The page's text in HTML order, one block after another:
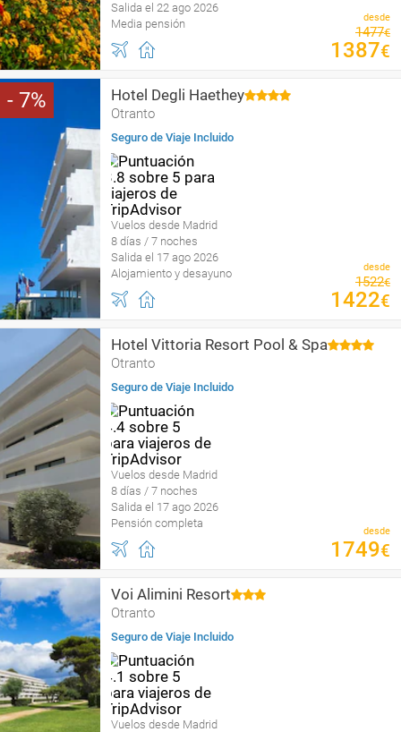
Salida el 22 ago 2026
Media pensión
desde
1477€
1387€
7 Hotel Degli Haethey
Otranto
Seguro de Viaje Incluido
Vuelos desde Madrid
8 días / 7 noches
Salida el 17 ago 2026
Alojamiento y desayuno
desde
1522€
1422€
Hotel Vittoria Resort Pool & Spa
Otranto
Seguro de Viaje Incluido
Vuelos desde Madrid
8 días / 7 noches
Salida el 17 ago 2026
Pensión completa
desde
1749€
Voi Alimini Resort
Otranto
Seguro de Viaje Incluido
Vuelos desde Madrid